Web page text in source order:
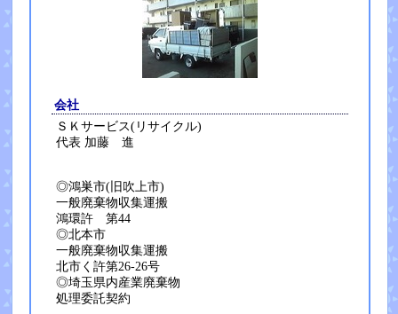
会社
ＳＫサービス(リサイクル)
代表 加藤 進
◎鴻巣市(旧吹上市)
一般廃棄物収集運搬
鴻環許 第44
◎北本市
一般廃棄物収集運搬
北市く許第26-26号
◎埼玉県内産業廃棄物
処理委託契約